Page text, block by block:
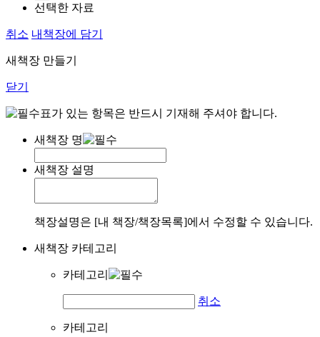
선택한 자료
취소 내책장에 담기
새책장 만들기
닫기
표가 있는 항목은 반드시 기재해 주셔야 합니다.
새책장 명
새책장 설명
책장설명은 [내 책장/책장목록]에서 수정할 수 있습니다.
새책장 카테고리
카테고리
취소
카테고리